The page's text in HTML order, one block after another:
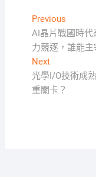
文
章
導
覽
PreviousPrevious
post:
AI晶片戰國時
力競逐，誰能主
NextNext
post:
光學I/O技術成
重關卡？